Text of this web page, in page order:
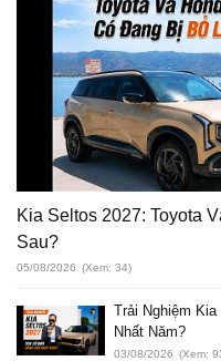
Kia Seltos 2027: Toyota
Sau?
05/08/2026 (Xem: 34)
Trải Nghiệm
Nhất Năm?
03/08/2026 (Xem: